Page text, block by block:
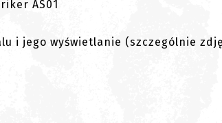
i jego wyświetlanie (szczególnie